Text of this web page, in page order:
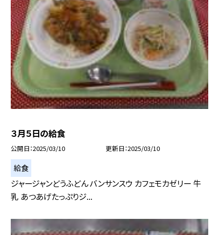
３月５日の給食
公開日 2025/03/10 更新日 2025/03/10
給食
ジャージャンどうふどん バンサンスウ カフェモカゼリー 牛
乳 あつあげたっぷりジ...